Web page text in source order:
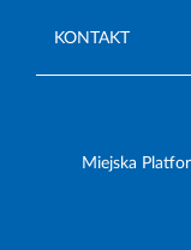
KONTAKT
Miejska